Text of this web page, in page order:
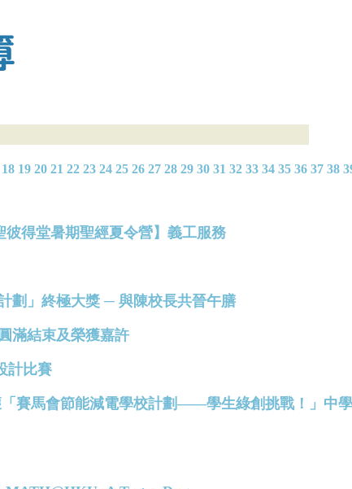
18 19 20 21 22 23 24 25 26 27 28 29 30 31 32 33 34 35 36 37 38
彼得堂暑期聖經夏令營】義工服務
劃」終極大獎 ─ 與陳校長共晉午膳
滿結束及榮獲嘉許
計比賽
「賽馬會節能減電學校計劃——學生綠創挑戰！」中